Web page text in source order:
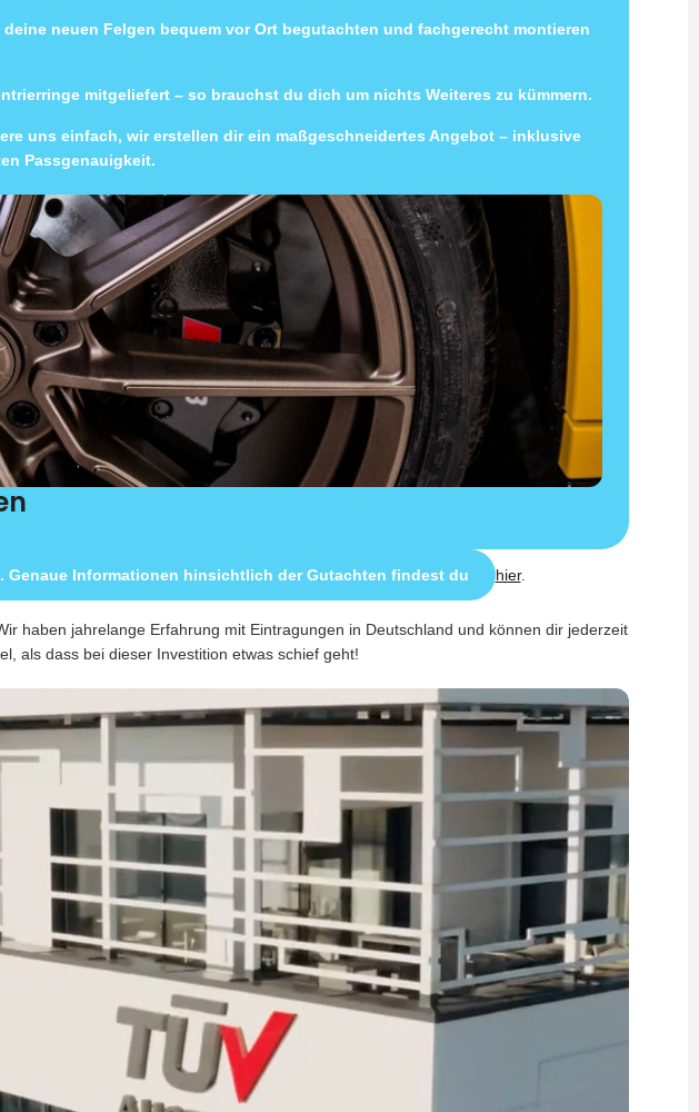
neuen Felgen bequem vor Ort begutachten und fachgerecht montieren
mitgeliefert – so brauchst du dich um nichts Weiteres zu kümmern.
uns einfach, wir erstellen dir ein maßgeschneidertes Angebot – inklusive
Passgenauigkeit.
Informationen hinsichtlich der Gutachten findest du hier.
haben jahrelange Erfahrung mit Eintragungen in Deutschland und können dir jederzeit
als dass bei dieser Investition etwas schief geht!